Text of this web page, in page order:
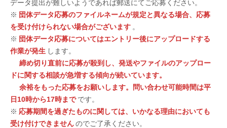
データ提出が難しいようであれば郵送にてご応募ください。
※ 団体データ応募のファイルネームが規定と異なる場合、応募
を受け付けられない場合がございます 。
※ 団体データ応募についてはエントリー後にアップロードする
作業が発生 します。
締め切り直前に応募が殺到し、発送やファイルのアップロー
ドに関する相談が急増する傾向が続いています。
余裕をもった応募をお願いします。問い合わせ可能時間は平
日10時から17時まで です。
※ 応募期間を過ぎたものに関しては、いかなる理由においても
受け付けできませんのでご了承ください。